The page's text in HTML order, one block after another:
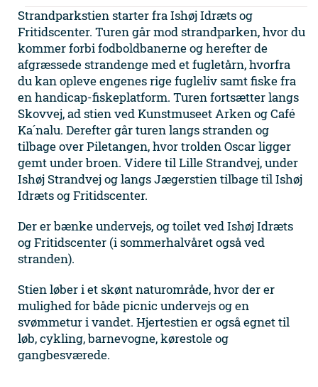
Strandparkstien starter fra Ishøj Idræts og
Fritidscenter. Turen går mod strandparken, hvor du
kommer forbi fodboldbanerne og herefter de
afgræssede strandenge med et fugletårn, hvorfra
du kan opleve engenes rige fugleliv samt fiske fra
en handicap-fiskeplatform. Turen fortsætter langs
Skovvej, ad stien ved Kunstmuseet Arken og Café
Ka´nalu. Derefter går turen langs stranden og
tilbage over Piletangen, hvor trolden Oscar ligger
gemt under broen. Videre til Lille Strandvej, under
Ishøj Strandvej og langs Jægerstien tilbage til Ishøj
Idræts og Fritidscenter.
Der er bænke undervejs, og toilet ved Ishøj Idræts
og Fritidscenter (i sommerhalvåret også ved
stranden).
Stien løber i et skønt naturområde, hvor der er
mulighed for både picnic undervejs og en
svømmetur i vandet. Hjertestien er også egnet til
løb, cykling, barnevogne, kørestole og
gangbesværede.